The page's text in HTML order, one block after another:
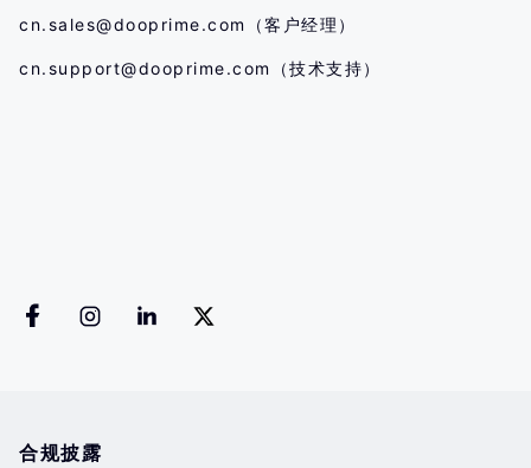
cn.sales@dooprime.com （客户经理）
cn.support@dooprime.com （技术支持）
合规披露